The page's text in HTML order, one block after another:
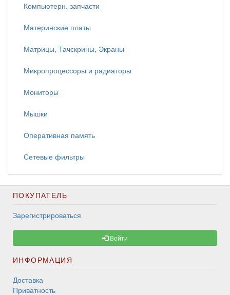
Компьютерн. запчасти
Материнские платы
Матрицы, Тачскрины, Экраны
Микропроцессоры и радиаторы
Мониторы
Мышки
Оперативная память
Сетевые фильтры
ПОКУПАТЕЛЬ
Зарегистрироваться
Войти
ИНФОРМАЦИЯ
Доставка
Приватность